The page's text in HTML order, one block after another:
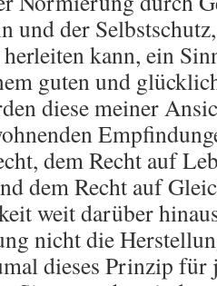
und der
kann, ein
guten und
diese meiner
dem Recht auf
dem Recht auf
weit darüber
nicht die
dieses Prinzip für